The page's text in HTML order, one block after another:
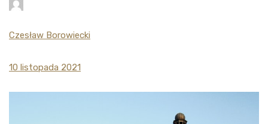
Czesław Borowiecki
10 listopada 2021